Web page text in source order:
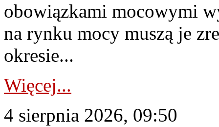
obowiązkami mocowymi
na rynku mocy muszą je
okresie...
Więcej...
4 sierpnia 2026, 09:50